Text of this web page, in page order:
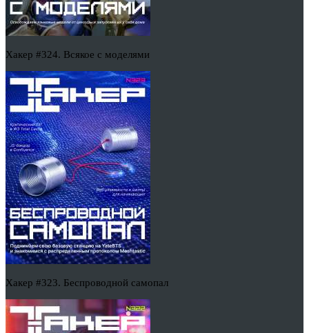
Хакер #324. Всякое с моделями
Хакер #323. Беспроводной самопал